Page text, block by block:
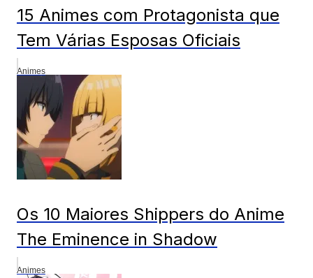
15 Animes com Protagonista que
Tem Várias Esposas Oficiais
Animes
Os 10 Maiores Shippers do Anime
The Eminence in Shadow
Animes